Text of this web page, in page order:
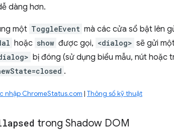
dàng hơn.
một ToggleEvent mà các cửa sổ bật lên
hoặc show được gọi, <dialog> sẽ gửi
bị đóng (sử dụng biểu mẫu, nút hoặc
.
nhập ChromeStatus.com | Thông số kỹ thuật
trong Shadow DOM